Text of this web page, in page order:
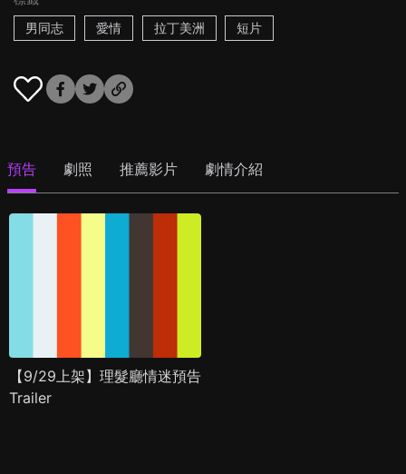
男同志
愛情 拉丁美洲 短片
預告 劇照 推薦影片 劇情介紹
【9/29上架】理髮廳情迷預告
Trailer